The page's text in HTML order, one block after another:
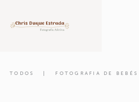
TODOS FOTOGRAFIA DE BEBÉS